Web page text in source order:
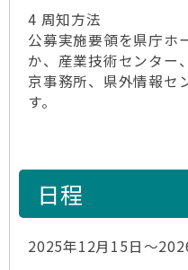
4 周知方法
公募実施要領を県庁ホ
か、産業技術センター
京事務所、県外情報セ
す。
日程
2025年12月15日～